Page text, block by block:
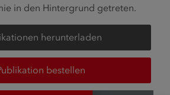
in den Hintergrund getreten.
herunterladen
bestellen